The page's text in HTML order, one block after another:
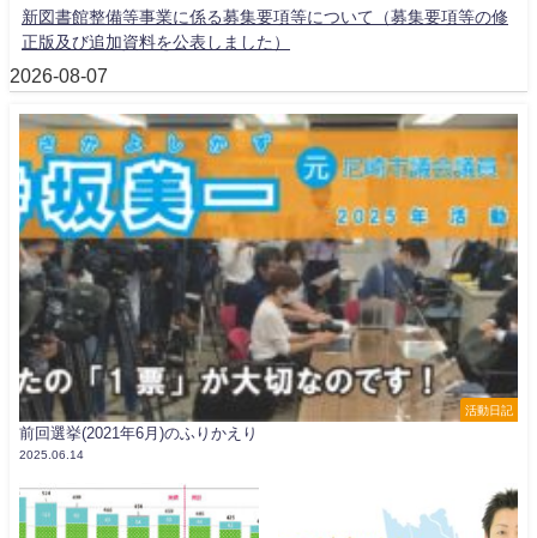
新図書館整備等事業に係る募集要項等について（募集要項等の修
正版及び追加資料を公表しました）
2026-08-07
活動日記
前回選挙(2021年6月)のふりかえり
2025.06.14